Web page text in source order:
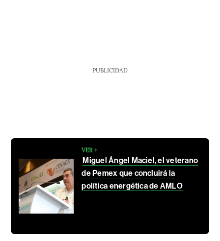
PUBLICIDAD
VER +
Miguel Ángel Maciel, el veterano
de Pemex que concluirá la
política energética de AMLO